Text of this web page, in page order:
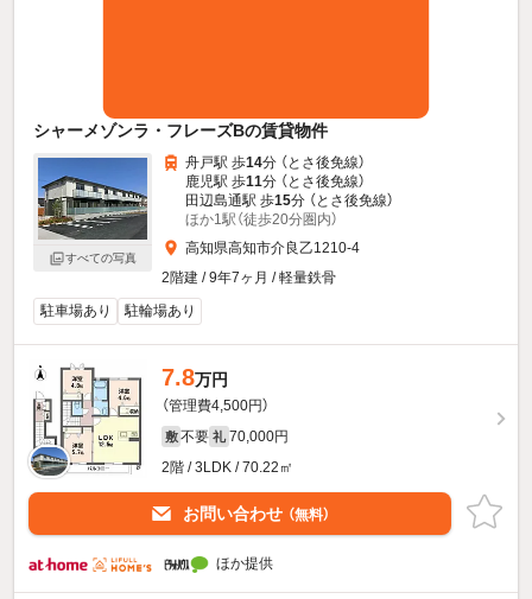
シャーメゾンラ・フレーズBの賃貸物件
すべての写真
舟戸駅 歩14分 （とさ後免線）
鹿児駅 歩11分 （とさ後免線）
田辺島通駅 歩15分 （とさ後免線）
ほか1駅（徒歩20分圏内）
高知県高知市介良乙1210-4
2階建 / 9年7ヶ月 / 軽量鉄骨
駐車場あり
駐輪場あり
7.8万円
（管理費4,500円）
敷 不要 礼 70,000円
2階 / 3LDK / 70.22㎡
お問い合わせ （無料）
ほか提供